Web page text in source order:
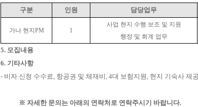
구분
인원 담당업무
가나 현지 PM 1
사업 현지 수행 보조 및 지원
행정 및 회계 업무
5. 모집내용
6. 기타사항
- 비자 신청 수수료, 항공권 및 체재비 , 4대 보험지원 , 현지 기숙사 제
※ 자세한 문의는 아래의 연락처로 연락주시기 바랍니다.